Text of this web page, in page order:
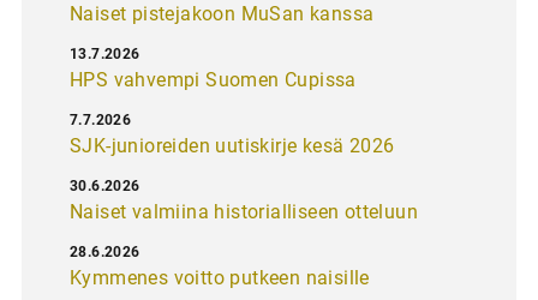
Naiset pistejakoon MuSan kanssa
HPS vahvempi Suomen Cupissa
13.7.2026
SJK-junioreiden uutiskirje kesä 2026
7.7.2026
Naiset valmiina historialliseen otteluun
30.6.2026
Kymmenes voitto putkeen naisille
28.6.2026